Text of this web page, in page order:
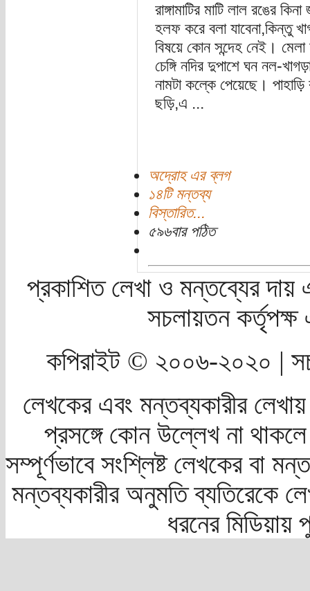
রাঙ্গামাটির মাটি লাল রঙের
হলফ করে বলা যাবেনা,কিন্তু
বিষয়ে কোন সন্দেহ নেই। মেলা
চেঙ্গি নদির দুপাশে ঘন নল-
নামটা কল্কে পেয়েছে।
ছড়ি,এ ...
অদ্রোহ এর ব্লগ
১৪টি মন্তব্য
বিস্তারিত...
৫৯৬বার পঠিত
প্রকাশিত লেখা ও মন্তব্যের দায়
সচলায়তন
কপিরাইট © ২০০৬-২০২০ |
লেখকের এবং মন্তব্যকারীর
প্রসঙ্গে কোন উল্লেখ না
সম্পূর্ণভাবে সংশ্লিষ্ট লেখকের বা
মন্তব্যকারীর অনুমতি ব্যতিরেকে
ধরনের মিডিয়ায়